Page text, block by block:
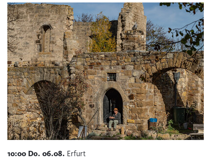
10:00 Do. 06.08. Erfurt